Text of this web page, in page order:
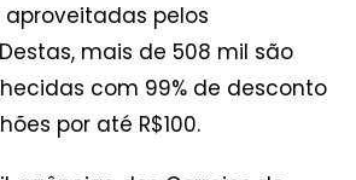
pelos
mais de 508 mil são
com 99% de desconto
por até R$100.